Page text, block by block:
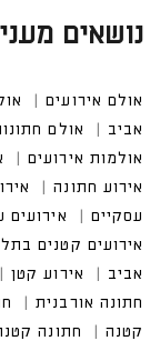
נושאים
אולם אירועים
אביב
אולם
אולמות אירועים
אירוע חתונה
עסקיים
אירועים
אירועים קטנים
אביב
אירוע קטן
חתונה אורבנית
קטנה
חתונה